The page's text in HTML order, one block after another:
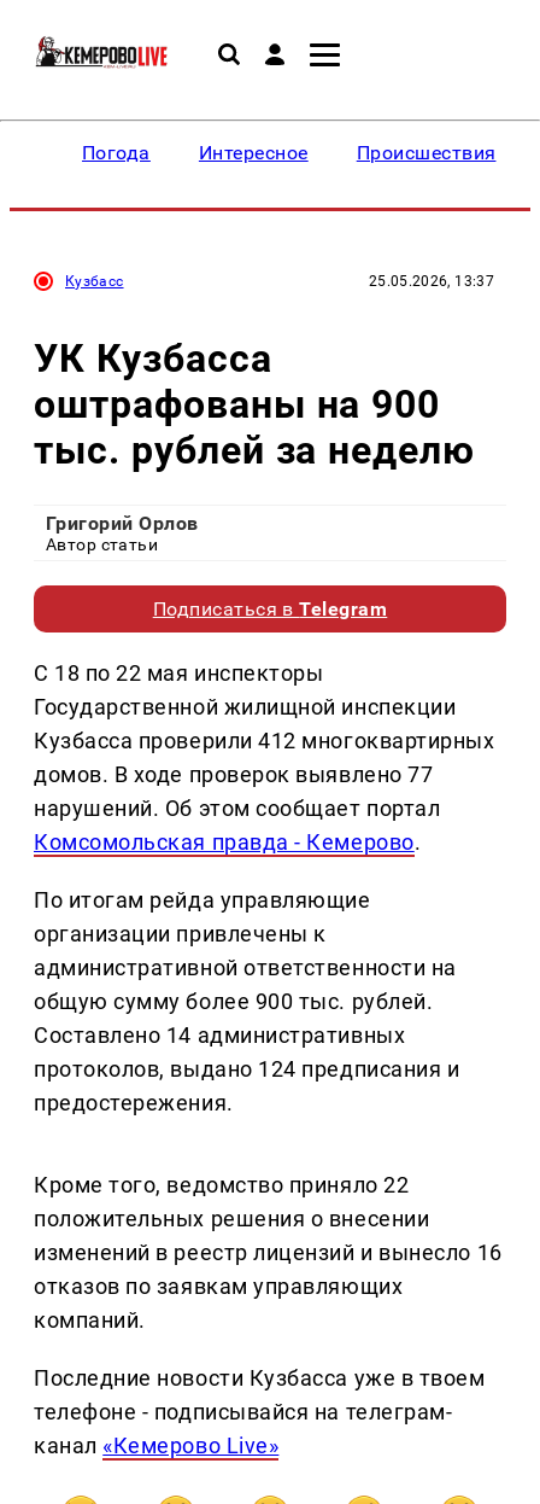
Погода Интересное Происшествия
Кузбасс 25.05.2026, 13:37
УК Кузбасса
оштрафованы на 900
тыс. рублей за неделю
Григорий Орлов
Автор статьи
Подписаться вTelegram
С 18 по 22 мая инспекторы
Государственной жилищной инспекции
Кузбасса проверили 412 многоквартирных
домов. В ходе проверок выявлено 77
нарушений. Об этом сообщает портал
Комсомольская правда - Кемерово.
По итогам рейда управляющие
организации привлечены к
административной ответственности на
общую сумму более 900 тыс. рублей.
Составлено 14 административных
протоколов, выдано 124 предписания и
предостережения.
Кроме того, ведомство приняло 22
положительных решения о внесении
изменений в реестр лицензий и вынесло 16
отказов по заявкам управляющих
компаний.
Последние новости Кузбасса уже в твоем
телефоне - подписывайся на телеграм-
канал «Кемерово Live»